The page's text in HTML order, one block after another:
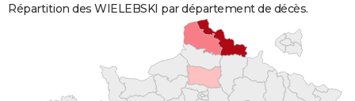
Répartition des WIELEBSKI par département de décès.